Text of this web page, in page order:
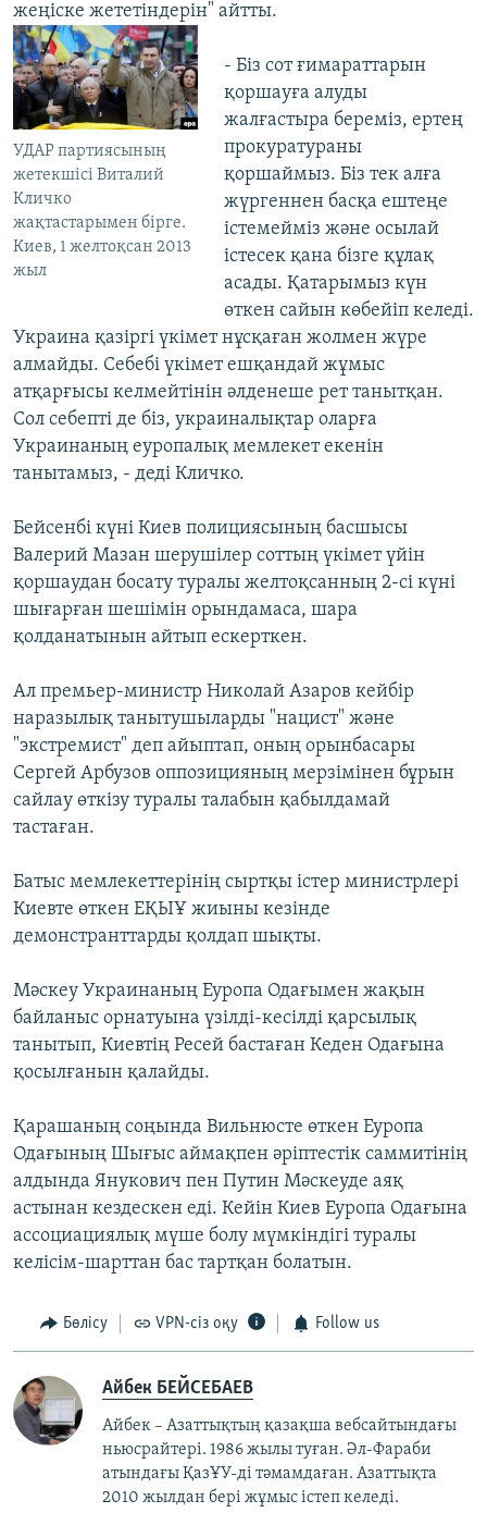
жеңіске жететіндерін" айтты.
УДАР партиясының
жетекшісі Виталий
Кличко
жақтастарымен бірге.
Киев, 1 желтоқсан 2013
жыл
- Біз сот ғимараттарын
қоршауға алуды
жалғастыра береміз, ертең
прокуратураны
қоршаймыз. Біз тек алға
жүргеннен басқа ештеңе
істемейміз және осылай
істесек қана бізге құлақ
асады. Қатарымыз күн
өткен сайын көбейіп келеді.
Украина қазіргі үкімет нұсқаған жолмен жүре
алмайды. Себебі үкімет ешқандай жұмыс
атқарғысы келмейтінін әлденеше рет танытқан.
Сол себепті де біз, украиналықтар оларға
Украинаның еуропалық мемлекет екенін
танытамыз, - деді Кличко.
Бейсенбі күні Киев полициясының басшысы
Валерий Мазан шерушілер соттың үкімет үйін
қоршаудан босату туралы желтоқсанның 2-сі күні
шығарған шешімін орындамаса, шара
қолданатынын айтып ескерткен.
Ал премьер-министр Николай Азаров кейбір
наразылық танытушыларды "нацист" және
"экстремист" деп айыптап, оның орынбасары
Сергей Арбузов оппозицияның мерзімінен бұрын
сайлау өткізу туралы талабын қабылдамай
тастаған.
Батыс мемлекеттерінің сыртқы істер министрлері
Киевте өткен ЕҚЫҰ жиыны кезінде
демонстранттарды қолдап шықты.
Мәскеу Украинаның Еуропа Одағымен жақын
байланыс орнатуына үзілді-кесілді қарсылық
танытып, Киевтің Ресей бастаған Кеден Одағына
қосылғанын қалайды.
Қарашаның соңында Вильнюсте өткен Еуропа
Одағының Шығыс аймақпен әріптестік саммитінің
алдында Янукович пен Путин Мәскеуде аяқ
астынан кездескен еді. Кейін Киев Еуропа Одағына
ассоциациялық мүше болу мүмкіндігі туралы
келісім-шарттан бас тартқан болатын.
Бөлісу VPN-сіз оқу Follow us
Айбек БЕЙСЕБАЕВ
Айбек – Азаттықтың қазақша вебсайтындағы
ньюсрайтері. 1986 жылы туған. Әл-Фараби
атындағы ҚазҰУ-ді тәмамдаған. Азаттықта
2010 жылдан бері жұмыс істеп келеді.